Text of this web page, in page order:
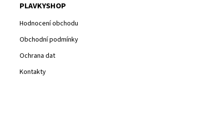
PLAVKYSHOP
Hodnocení obchodu
Obchodní podmínky
Ochrana dat
Kontakty